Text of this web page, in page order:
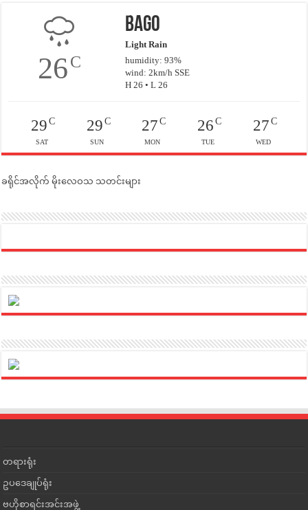
26C
Bago
Light Rain
humidity: 93%
wind: 2km/h SSE
H 26 • L 26
29C
SAT
29C
SUN
27 C
MON
26C
TUE
27C
WED
ခရိုင်အလိုက် မိုးလေဝသ သတင်းများ
တရားရုံး
ဥပဒေချုပ်ရုံး
ဗဟိုစာရင်းအင်းအဖွဲ့